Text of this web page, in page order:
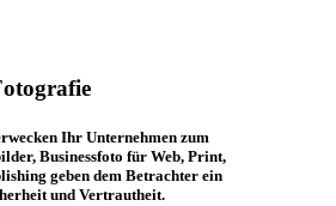
Ihr Unternehmen zum
Businessfoto für Web, Print,
geben dem Betrachter ein
und Vertrautheit.